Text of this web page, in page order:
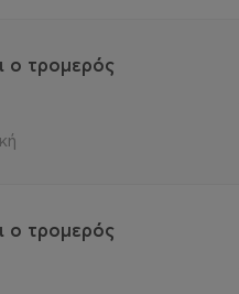
ο τρομερός
ο τρομερός